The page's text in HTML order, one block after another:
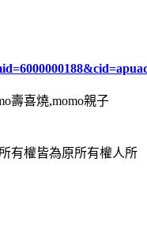
壽喜燒,momo親子
有權皆為原所有權人所